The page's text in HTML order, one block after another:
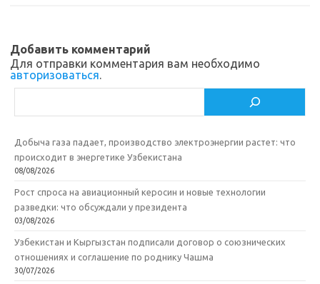
k
i
т
ь
Добавить комментарий
Для отправки комментария вам необходимо
авторизоваться.
Добыча газа падает, производство электроэнергии растет: что
происходит в энергетике Узбекистана
08/08/2026
Рост спроса на авиационный керосин и новые технологии
разведки: что обсуждали у президента
03/08/2026
Узбекистан и Кыргызстан подписали договор о союзнических
отношениях и соглашение по роднику Чашма
30/07/2026